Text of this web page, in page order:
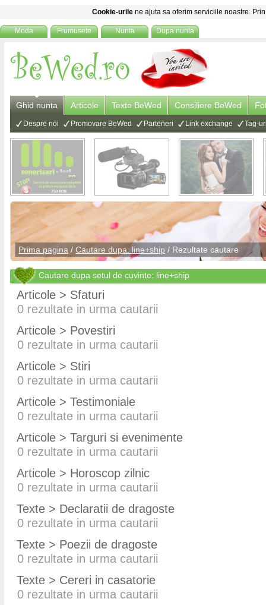
Cookie-urile ne ajuta sa oferim serviciile noastre.
Moda Frumusete Nunta Dupa nunta
Ghid nunta Articole Texte BeWed Consiliere BeWed
Despre noi Promovare BeWed Parteneri Link exchange Tag-
Prima pagina / Cautare dupa: line+ship / Rezultate cautare
Cautare dupa setul de cuvinte: line+ship
Articole > Sfaturi
0 rezultate in urma cautarii
Articole > Povestiri
0 rezultate in urma cautarii
Articole > Stiri
0 rezultate in urma cautarii
Articole > Testimoniale
0 rezultate in urma cautarii
Articole > Targuri si evenimente
0 rezultate in urma cautarii
Articole > Horoscop zilnic
0 rezultate in urma cautarii
Texte > Declaratii de dragoste
0 rezultate in urma cautarii
Texte > Poezii de dragoste
0 rezultate in urma cautarii
Texte > Cereri in casatorie
0 rezultate in urma cautarii